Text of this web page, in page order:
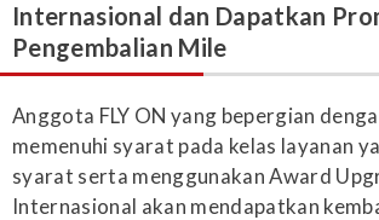
Internasional dan Dapatkan
Pengembalian Mile
Anggota FLY ON yang bepergian
memenuhi syarat pada kelas layanan
syarat serta menggunakan Award
Internasional akan mendapatkan